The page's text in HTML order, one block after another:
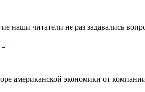
читатели не раз задавались
американской экономики от